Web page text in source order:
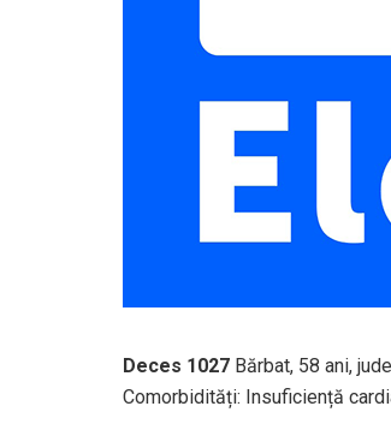
Deces 1027 Bărbat, 58 ani,
Comorbidități: Insuficiență